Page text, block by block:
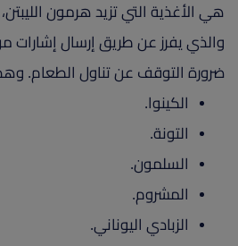
هي الأغذية التي تزيد هرمون
والذي يفرز عن طريق إرسال إشارات
ضرورة التوقف عن تناول الطعام.
الكينوا.
التونة.
السلمون.
المشروم.
الزبادي اليوناني.